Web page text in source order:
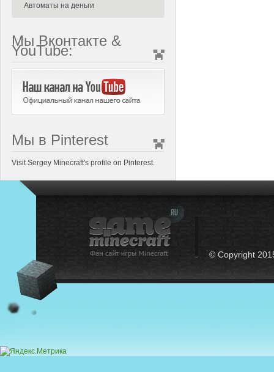
Автоматы на деньги
Мы Вконтакте &
YouTube:
Мы в Pinterest
Visit Sergey Minecraft's profile on Pinterest.
© Copyright